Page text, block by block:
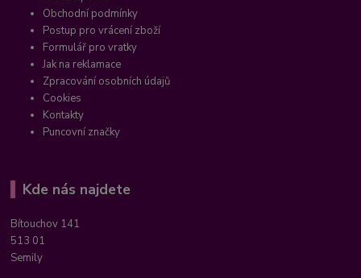
Obchodní podmínky
Postup pro vrácení zboží
Formulář pro vratky
Jak na reklamace
Zpracování osobních údajů
Cookies
Kontakty
Puncovní značky
Kde nás najdete
Bítouchov 141
513 01
Semily